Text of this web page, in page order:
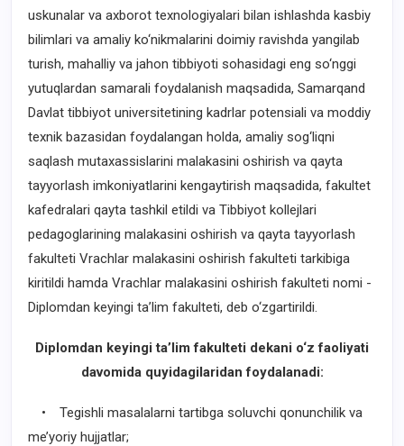
uskunalar va axborot texnologiyalari bilan ishlashda kasbiy
bilimlari va amaliy ko‘nikmalarini doimiy ravishda yangilab
turish, mahalliy va jahon tibbiyoti sohasidagi eng so‘nggi
yutuqlardan samarali foydalanish maqsadida, Samarqand
Davlat tibbiyot universitetining kadrlar potensiali va moddiy
texnik bazasidan foydalangan holda, amaliy sog‘liqni
saqlash mutaxassislarini malakasini oshirish va qayta
tayyorlash imkoniyatlarini kengaytirish maqsadida, fakultet
kafedralari qayta tashkil etildi va Tibbiyot kollejlari
pedagoglarining malakasini oshirish va qayta tayyorlash
fakulteti Vrachlar malakasini oshirish fakulteti tarkibiga
kiritildi hamda Vrachlar malakasini oshirish fakulteti nomi -
Diplomdan keyingi ta’lim fakulteti, deb o‘zgartirildi.
Diplomdan keyingi ta’lim fakulteti dekani o‘z faoliyati
davomida quyidagilaridan foydalanadi:
• Tegishli masalalarni tartibga soluvchi qonunchilik va
me’yoriy hujjatlar;